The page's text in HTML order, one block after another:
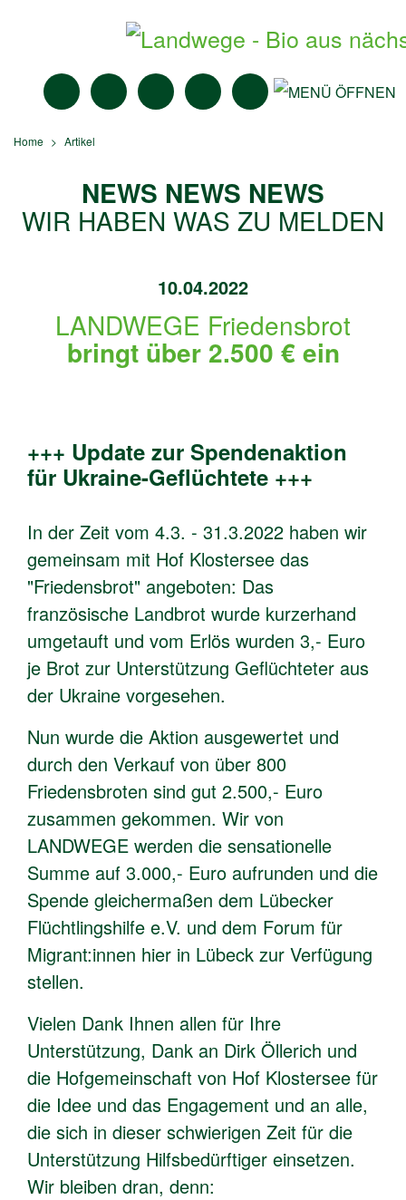
MITTAGSTISCH
ANGEBOTEBIO-MÄRKTE
NEWS SUCHE
Home Artikel
NEWS NEWS NEWS
WIR HABEN WAS ZU MELDEN
10.04.2022
LANDWEGE Friedensbrot
bringt über 2.500 € ein
+++ Update zur Spendenaktion
für Ukraine-Geflüchtete +++
In der Zeit vom 4.3. - 31.3.2022 haben wir
gemeinsam mit Hof Klostersee das
"Friedensbrot" angeboten: Das
französische Landbrot wurde kurzerhand
umgetauft und vom Erlös wurden 3,- Euro
je Brot zur Unterstützung Geflüchteter aus
der Ukraine vorgesehen.
Nun wurde die Aktion ausgewertet und
durch den Verkauf von über 800
Friedensbroten sind gut 2.500,- Euro
zusammen gekommen. Wir von
LANDWEGE werden die sensationelle
Summe auf 3.000,- Euro aufrunden und die
Spende gleichermaßen dem Lübecker
Flüchtlingshilfe e.V. und dem Forum für
Migrant:innen hier in Lübeck zur Verfügung
stellen.
Vielen Dank Ihnen allen für Ihre
Unterstützung, Dank an Dirk Öllerich und
die Hofgemeinschaft von Hof Klostersee für
die Idee und das Engagement und an alle,
die sich in dieser schwierigen Zeit für die
Unterstützung Hilfsbedürftiger einsetzen.
Wir bleiben dran, denn: